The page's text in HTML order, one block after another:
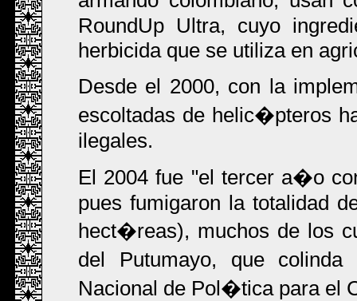
RoundUp Ultra, cuyo
herbicida que se utiliza en
Desde el 2000, con la
escoltadas de helic�pteros
ilegales.
El 2004 fue "el tercer a�o
pues fumigaron la totalidad
hect�reas), muchos de los
del Putumayo, que
Nacional de Pol�tica para el